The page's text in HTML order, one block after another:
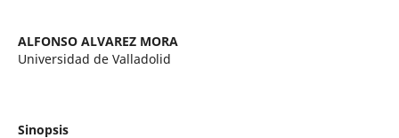
ALFONSO ALVAREZ MORA
Universidad de Valladolid
Sinopsis